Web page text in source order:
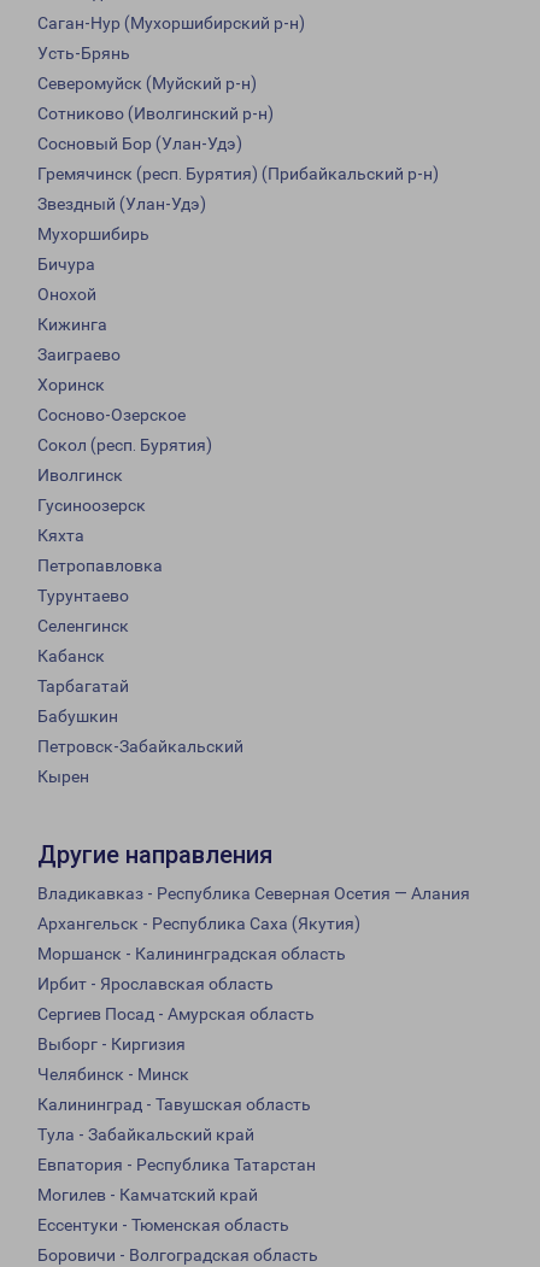
Саган-Нур (Мухоршибирский р-н)
Усть-Брянь
Северомуйск (Муйский р-н)
Сотниково (Иволгинский р-н)
Сосновый Бор (Улан-Удэ)
Гремячинск (респ. Бурятия) (Прибайкальский р-н)
Звездный (Улан-Удэ)
Мухоршибирь
Бичура
Онохой
Кижинга
Заиграево
Хоринск
Сосново-Озерское
Сокол (респ. Бурятия)
Иволгинск
Гусиноозерск
Кяхта
Петропавловка
Турунтаево
Селенгинск
Кабанск
Тарбагатай
Бабушкин
Петровск-Забайкальский
Кырен
Другие направления
Владикавказ - Республика Северная Осетия — Алания
Архангельск - Республика Саха (Якутия)
Моршанск - Калининградская область
Ирбит - Ярославская область
Сергиев Посад - Амурская область
Выборг - Киргизия
Челябинск - Минск
Калининград - Тавушская область
Тула - Забайкальский край
Евпатория - Республика Татарстан
Могилев - Камчатский край
Ессентуки - Тюменская область
Боровичи - Волгоградская область